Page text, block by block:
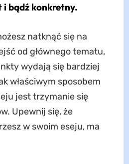
i bądź konkretny.
natknąć się na
od głównego tematu,
wydają się bardziej
właściwym sposobem
jest trzymanie się
Upewnij się, że
w swoim eseju, ma